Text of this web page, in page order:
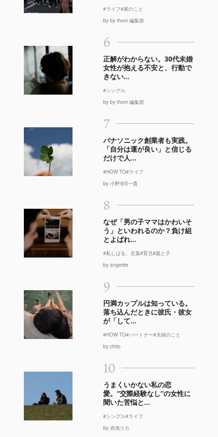
#ライフ#家のこと
by by them 編集部
6
正解がわからない。30代未婚
女性が抱える不安と、行動で
きない...
#シングル
by by them 編集部
7
パナソニック創業者も実践。
「自分は運が良い」と信じる
だけで人...
#HOW TO#ライフ
by 小野寺S一貴
8
なぜ「男の子ママはかわいそ
う」といわれるのか？負け組
とよばれ...
#私しばる、言葉#育児#親と子
by angerire
9
円満カップルは知っている。
落ち込んだときに彼氏・彼女
が「して...
#HOW TO#パートナー#夫婦のこと
by chito
10
うまくいかない私の恋
愛。“交際経験なし”の女性に
聞いた苦悩と...
#シングル#ライフ
by 赤池リカ